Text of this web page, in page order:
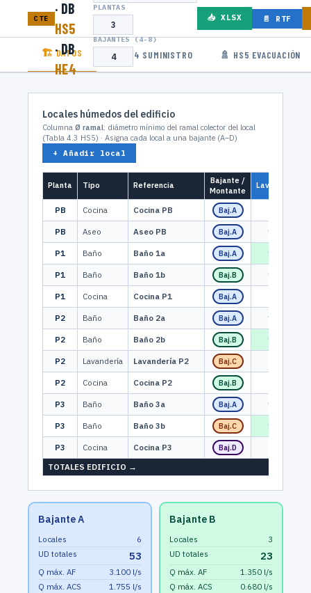
CTE
· DB
HS5
· DB
HE4
PLANTAS
BAJANTES (4-8)
📥 XLSX 📄 RTF
🏗 DATOS 💧 HS4 SUMINISTRO 🚿 HS5 EVACUACIÓN
Locales húmedos del edificio
Columna Ø ramal: diámetro mínimo del ramal colector del local
(Tabla 4.3 HS5) · Asigna cada local a una bajante (A–D)
+ Añadir local
Planta Tipo Referencia
Bajante /
Montante
Lavabo
PB Cocina Cocina PB Baj.A
PB Aseo Aseo PB Baj.A 1
P1 Baño Baño 1a Baj.A 1
P1 Baño Baño 1b Baj.B 1
P1 Cocina Cocina P1 Baj.A
P2 Baño Baño 2a Baj.A 1
P2 Baño Baño 2b Baj.B 1
P2 Lavandería Lavandería P2 Baj.C
P2 Cocina Cocina P2 Baj.B
P3 Baño Baño 3a Baj.A 1
P3 Baño Baño 3b Baj.C 1
P3 Cocina Cocina P3 Baj.D
TOTALES EDIFICIO →
Bajante A
Locales
6
UD totales
53
Q máx. AF
3.100 l/s
Q máx. ACS
1.755 l/s
Bajante B
Locales
3
UD totales
23
Q máx. AF
1.350 l/s
Q máx. ACS
0.680 l/s